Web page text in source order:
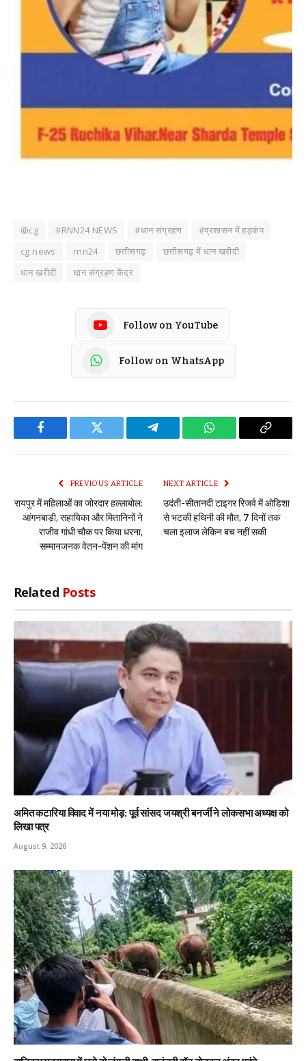
@cg #RNN24 NEWS #धान संग्रहण
#प्रशासन में हड़कंप
cg news
rnn24 छत्तीसगढ़
छत्तीसगढ़ में धान खरीदी
धान खरीदी
धान संग्रहण केंद्र
Follow on YouTube
Follow on WhatsApp
Facebook Twitter Telegram WhatsApp Copy
PREVIOUS ARTICLE
रायपुर में महिलाओं का जोरदार हल्लाबोल:
आंगनबाड़ी, सहायिका और मितानिनों ने
राजीव गांधी चौक पर किया धरना,
सम्मानजनक वेतन-पेंशन की मांग
NEXT ARTICLE
उदंती-सीतानदी टाइगर रिजर्व में ओडिशा
से भटकी हथिनी की मौत, 7 दिनों तक
चला इलाज लेकिन बच नहीं सकी
Related Posts
अमित कटारिया विवाद में नया मोड़: पूर्व सांसद जयश्री बनर्जी ने लोकसभा अध्यक्ष को
लिखा पत्र
August 9, 2026